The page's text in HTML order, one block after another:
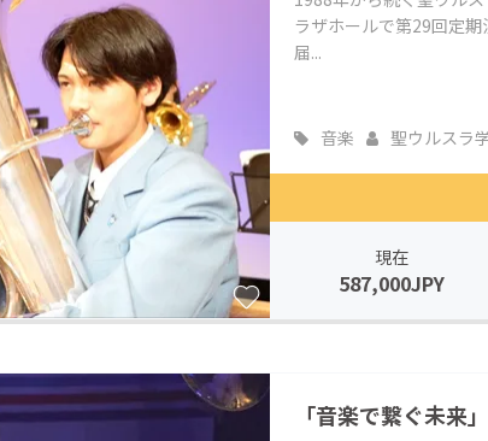
ラザホールで第29回定
届...
音楽 聖ウルスラ
現在
587,000JPY
「音楽で繋ぐ未来